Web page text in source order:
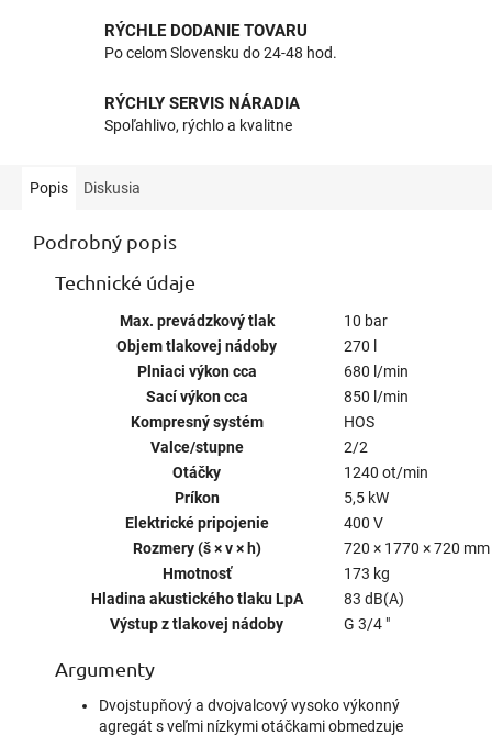
RÝCHLE DODANIE TOVARU
Po celom Slovensku do 24-48 hod.
RÝCHLY SERVIS NÁRADIA
Spoľahlivo, rýchlo a kvalitne
Popis Diskusia
Podrobný popis
Technické údaje
Max. prevádzkový tlak
10 bar
Objem tlakovej nádoby
270 l
Plniaci výkon cca
680 l/min
Sací výkon cca
850 l/min
Kompresný systém
HOS
Valce/stupne
2/2
Otáčky
1240 ot/min
Príkon
5,5 kW
Elektrické pripojenie
400 V
Rozmery (š × v × h)
720 × 1770 × 720 mm
Hmotnosť
173 kg
Hladina akustického tlaku LpA
83 dB(A)
Výstup z tlakovej nádoby
G 3/4 "
Argumenty
Dvojstupňový a dvojvalcový vysoko výkonný
agregát s veľmi nízkymi otáčkami obmedzuje